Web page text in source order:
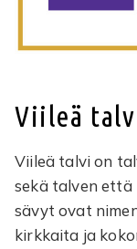
Viileä
Viileä talvi on
sekä talven että
sävyt ovat
kirkkaita ja